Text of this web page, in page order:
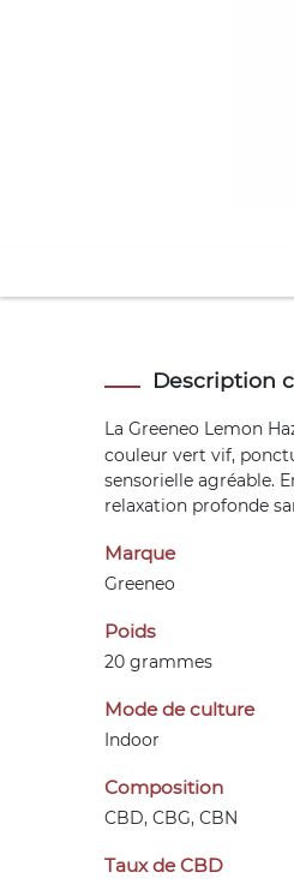
Description
La Greeneo Lemon
couleur vert vif,
sensorielle agréable.
relaxation profonde
Marque
Greeneo
Poids
20 grammes
Mode de culture
Indoor
Composition
CBD, CBG, CBN
Taux de CBD